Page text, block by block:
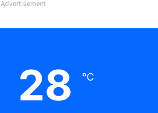
Advertisement
28 ℃